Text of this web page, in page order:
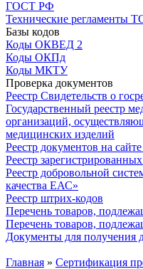
ГОСТ РФ
Технические регламенты
Базы кодов
Коды ОКВЕД 2
Коды ОКПд
Коды МКТУ
Проверка документов
Реестр Свидетельств о
Государственный реестр
организаций,
медицинских изделий
Реестр документов на
Реестр
Реестр добровольной
качества ЕАС»
Реестр штрих-кодов
Перечень товаров,
Перечень товаров,
Документы для получения
Главная » Сертификация